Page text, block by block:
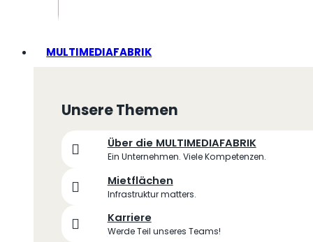
MULTIMEDIAFABRIK
Unsere Themen
Über die MULTIMEDIAFABRIK
Ein Unternehmen. Viele Kompetenzen.
Mietflächen
Infrastruktur matters.
Karriere
Werde Teil unseres Teams!